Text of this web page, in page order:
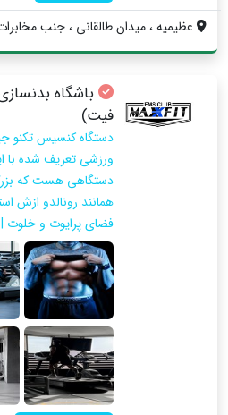
عظیمیه ، میدان طالقانی ، جنب مخابرات ،
فیت)
دستگاه کنسیس
ورزشی تعریف شده با
دستگاهی هست که
همانند رونالدو ازش
فضای پرایوت و خلوت